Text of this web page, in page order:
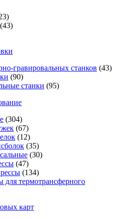
(43)
гравировальных станков (43)
(90)
станки (95)
(304)
(67)
(12)
(35)
(30)
(47)
(134)
для термотрансферного
карт